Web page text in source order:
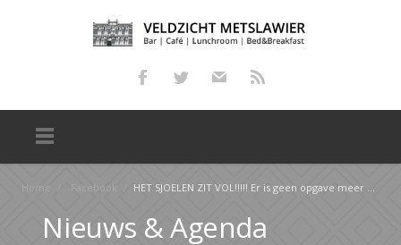
Home Facebook HET SJOELEN ZIT VOL!!!!! Er is geen opgave meer mogelijk voor het sjoelen van aankomende zaterdag 2…
Nieuws & Agenda